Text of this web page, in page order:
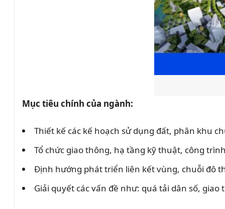
Mục tiêu chính của ngành:
Thiết kế các kế hoạch sử dụng đất, phân khu
Tổ chức giao thông, hạ tầng kỹ thuật, công
Định hướng phát triển liên kết vùng, chuỗi đô
Giải quyết các vấn đề như: quá tải dân số,